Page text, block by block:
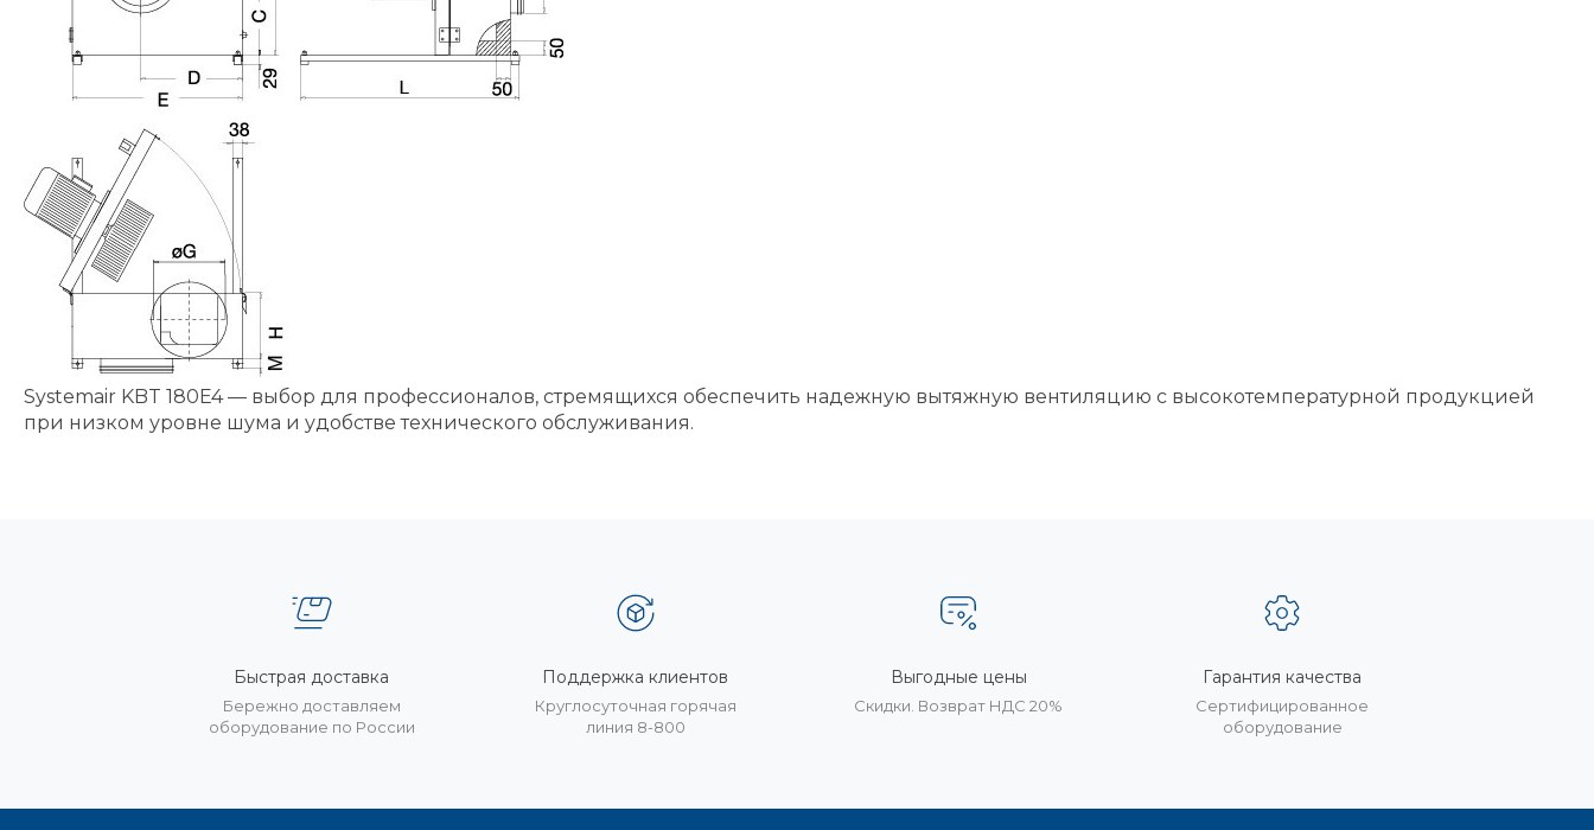
Systemair KBT 180E4 — выбор для профессионалов, стремящихся обеспечить надежную вытяжную вентиляцию с высокотемпературной продукцией
при низком уровне шума и удобстве технического обслуживания.
Быстрая доставка
Бережно доставляем
оборудование по России
Поддержка клиентов
Круглосуточная горячая
линия 8-800
Выгодные цены
Скидки. Возврат НДС 20%
Гарантия качества
Сертифицированное
оборудование